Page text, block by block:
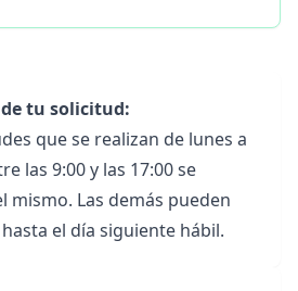
tu solicitud:
que se realizan de lunes a
las 9:00 y las 17:00 se
mismo. Las demás pueden
el día siguiente hábil.